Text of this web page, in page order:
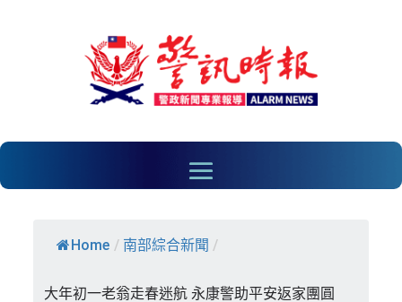
Home / 南部綜合新聞 /
大年初一老翁走春迷航 永康警助平安返家團圓